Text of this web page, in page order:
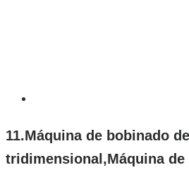
11.Máquina de bobinado
tridimensional,Máquina de